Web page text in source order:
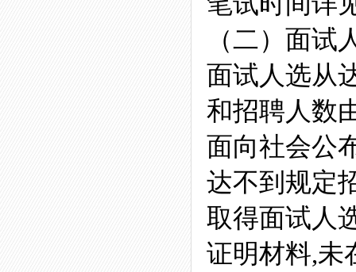
（二）面试
面试人选从
和招聘人数
面向社会公
达不到规定
取得面试人
证明材料,未